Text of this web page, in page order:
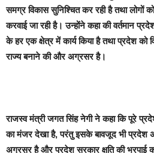
समग्र विकास सुनिश्चित कर रही है तथा लोगों
करवाई जा रही है। उन्होंने कहा की वर्तमान
के हर एक क्षेत्र में कार्य किया है तथा प्रदेश को
राज्य बनाने की और अग्रसर है।
राजस्व मंत्री जगत सिंह नेगी ने कहा कि पूरे
का मंजर देखा है, परंतु इसके बावजूद भी प्रदेश
अग्रसर है और प्रदेश सरकार क्षति की भरपाई